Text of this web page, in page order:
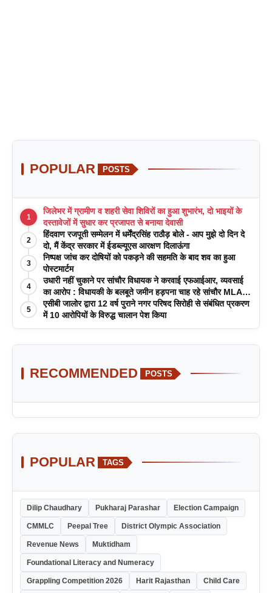
POPULAR POSTS
1
जिलेभर में ग्रामीण व शहरी सेवा शिविरों का हुआ शुभारंभ, दो भाइयों के
दस्तावेजों में सुधार कर प्रजापत से बनाया देवासी
2
हिंदवाण रजपूती सम्मेलन में धर्मेंद्रसिंह राठौड़ बोले - आप मुझे दो दिन दे
दो, मैं केंद्र सरकार में ईडब्ल्यूएस आरक्षण दिलाऊंगा
3
निष्पक्ष जांच कर दोषियों को पकड़ने की सहमति के बाद शव का हुआ
पोस्टमार्टम
4
उधारी नहीं चुकाने पर सांचौर विधायक ने करवाई एफआईआर, व्यवसाई
का आरोप : विधायकी के बलबूते जमीन हड़पना चाह रहे सांचौर MLA
जीवाराम !
5
एसीबी जालोर द्वारा 12 वर्ष पुराने नगर परिषद सिरोही से संबंधित प्रकरण
में 10 आरोपियों के विरुद्ध चालान पेश किया
RECOMMENDED POSTS
POPULAR TAGS
Dilip Chaudhary Pukharaj Parashar Election Campaign
CMMLC Peepal Tree District Olympic Association
Revenue News Muktidham
Foundational Literacy and Numeracy
Grappling Competition 2026 Harit Rajasthan Child Care